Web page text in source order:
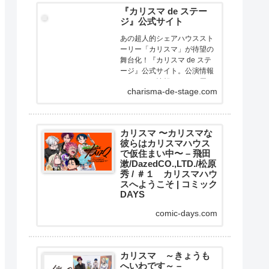
『カリスマ de ステー
ジ』公式サイト
あの超人的シェアハウススト
ーリー「カリスマ」が待望の
舞台化！『カリスマ de ステ
ージ』公式サイト。公演情報
します。
charisma-de-stage.com
カリスマ 〜カリスマな
彼らはカリスマハウス
で仮住まい中〜 – 飛田
漱/DazedCO.,LTD./松原
秀 / ＃１ カリスマハウ
スへようこそ | コミック
DAYS
大人気二次元キャラクターコ
ハウス。今日もカリスマな彼
らは己の中のカリスマ性を
comic-days.com
カリスマ ～きょうも
へいわです～ –